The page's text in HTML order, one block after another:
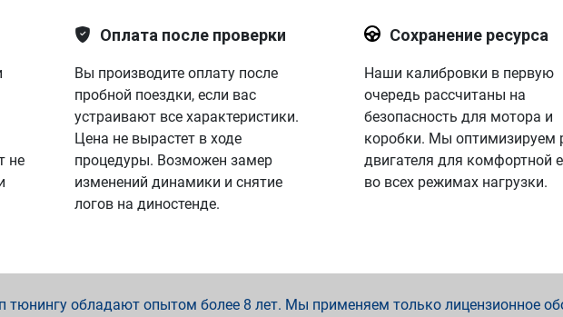
не
Оплата после проверки
Вы производите оплату после
пробной поездки, если вас
устраивают все характеристики.
Цена не вырастет в ходе
процедуры. Возможен замер
изменений динамики и снятие
логов на диностенде.
Сохранение ресурса
Наши калибровки в первую
очередь рассчитаны на
безопасность для мотора и
коробки. Мы оптимизируем
двигателя для комфортной
во всех режимах нагрузки.
тюнингу обладают опытом более 8 лет. Мы применяем только лицензионное